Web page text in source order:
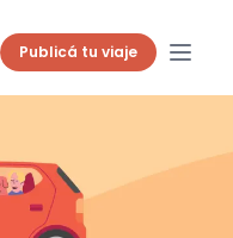
Publicá tu viaje